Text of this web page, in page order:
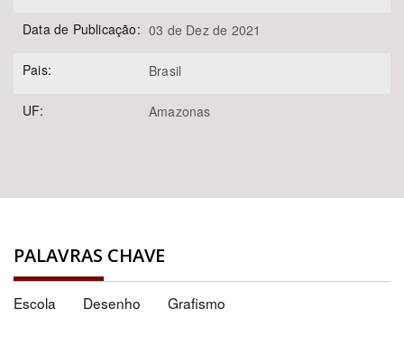
Data de Publicação: 03 de Dez de 2021
Pais: Brasil
UF: Amazonas
PALAVRAS CHAVE
Escola Desenho Grafismo